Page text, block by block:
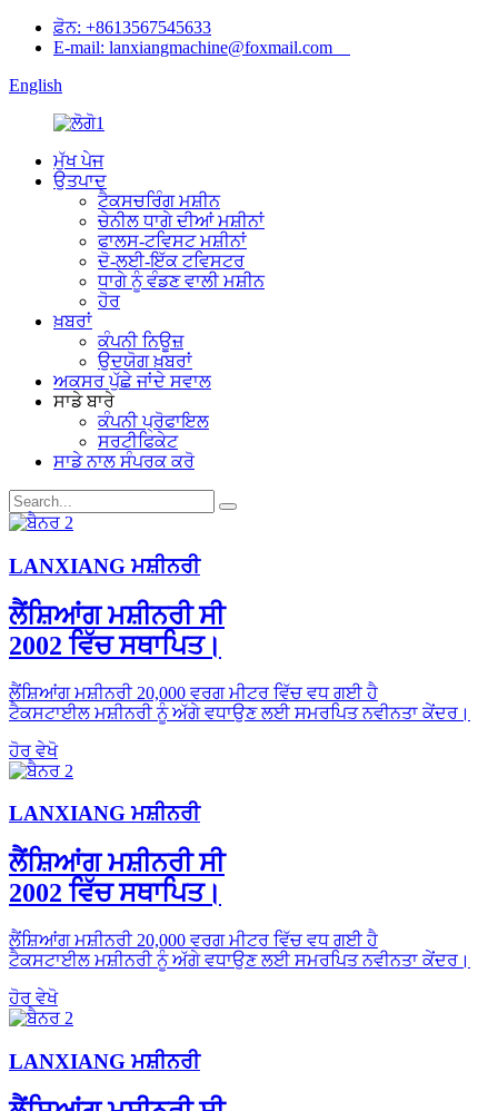
ਫ਼ੋਨ: +8613567545633
E-mail: lanxiangmachine@foxmail.com
English
ਮੁੱਖ ਪੇਜ
ਉਤਪਾਦ
ਟੈਕਸਚਰਿੰਗ ਮਸ਼ੀਨ
ਚੇਨੀਲ ਧਾਗੇ ਦੀਆਂ ਮਸ਼ੀਨਾਂ
ਫਾਲਸ-ਟਵਿਸਟ ਮਸ਼ੀਨਾਂ
ਦੋ-ਲਈ-ਇੱਕ ਟਵਿਸਟਰ
ਧਾਗੇ ਨੂੰ ਵੰਡਣ ਵਾਲੀ ਮਸ਼ੀਨ
ਹੋਰ
ਖ਼ਬਰਾਂ
ਕੰਪਨੀ ਨਿਊਜ਼
ਉਦਯੋਗ ਖ਼ਬਰਾਂ
ਅਕਸਰ ਪੁੱਛੇ ਜਾਂਦੇ ਸਵਾਲ
ਸਾਡੇ ਬਾਰੇ
ਕੰਪਨੀ ਪ੍ਰੋਫਾਇਲ
ਸਰਟੀਫਿਕੇਟ
ਸਾਡੇ ਨਾਲ ਸੰਪਰਕ ਕਰੋ
LANXIANG ਮਸ਼ੀਨਰੀ
ਲੈਂਸ਼ਿਆਂਗ ਮਸ਼ੀਨਰੀ ਸੀ
2002 ਵਿੱਚ ਸਥਾਪਿਤ।
ਲੈਂਸ਼ਿਆਂਗ ਮਸ਼ੀਨਰੀ 20,000 ਵਰਗ ਮੀਟਰ ਵਿੱਚ ਵਧ ਗਈ ਹੈ
ਟੈਕਸਟਾਈਲ ਮਸ਼ੀਨਰੀ ਨੂੰ ਅੱਗੇ ਵਧਾਉਣ ਲਈ ਸਮਰਪਿਤ ਨਵੀਨਤਾ ਕੇਂਦਰ।
ਹੋਰ ਵੇਖੋ
LANXIANG ਮਸ਼ੀਨਰੀ
ਲੈਂਸ਼ਿਆਂਗ ਮਸ਼ੀਨਰੀ ਸੀ
2002 ਵਿੱਚ ਸਥਾਪਿਤ।
ਲੈਂਸ਼ਿਆਂਗ ਮਸ਼ੀਨਰੀ 20,000 ਵਰਗ ਮੀਟਰ ਵਿੱਚ ਵਧ ਗਈ ਹੈ
ਟੈਕਸਟਾਈਲ ਮਸ਼ੀਨਰੀ ਨੂੰ ਅੱਗੇ ਵਧਾਉਣ ਲਈ ਸਮਰਪਿਤ ਨਵੀਨਤਾ ਕੇਂਦਰ।
ਹੋਰ ਵੇਖੋ
LANXIANG ਮਸ਼ੀਨਰੀ